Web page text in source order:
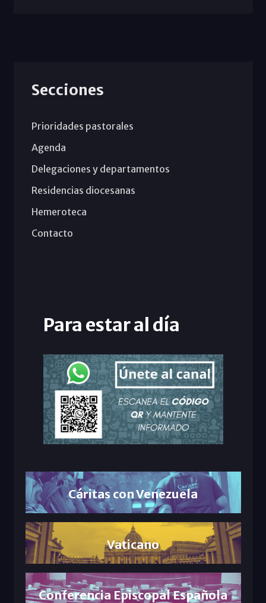
Secciones
Prioridades pastorales
Agenda
Delegaciones y departamentos
Residencias diocesanas
Hemeroteca
Contacto
Para estar al día
Cáritas con Venezuela
Vaticano
Conferencia Episcopal Española